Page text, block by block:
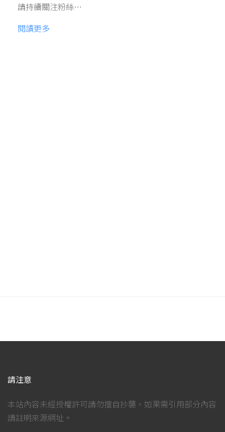
請持續關注粉絲…
閱讀更多
請注意
本站內容未經授權許可請勿擅自抄襲，如果需引用部分內容
請註明來源網址。